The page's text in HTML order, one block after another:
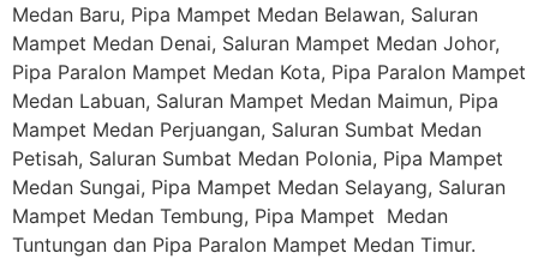
Medan Baru, Pipa Mampet Medan Belawan, Saluran
Mampet Medan Denai, Saluran Mampet Medan Johor,
Pipa Paralon Mampet Medan Kota, Pipa Paralon Mampet
Medan Labuan, Saluran Mampet Medan Maimun, Pipa
Mampet Medan Perjuangan, Saluran Sumbat Medan
Petisah, Saluran Sumbat Medan Polonia, Pipa Mampet
Medan Sungai, Pipa Mampet Medan Selayang, Saluran
Mampet Medan Tembung, Pipa Mampet Medan
Tuntungan dan Pipa Paralon Mampet Medan Timur.